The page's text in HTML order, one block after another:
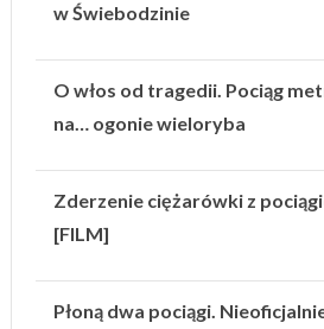
w Świebodzinie
O włos od tragedii. Pociąg
na… ogonie wieloryba
Zderzenie ciężarówki z
[FILM]
Płoną dwa pociągi.